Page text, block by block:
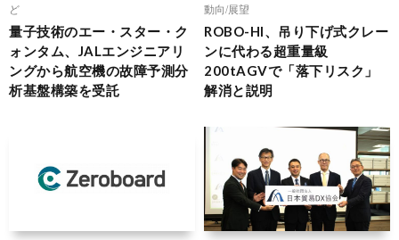
ど
量子技術のエー・スター・ク
ォンタム、JALエンジニアリ
ングから航空機の故障予測分
析基盤構築を受託
動向/展望
ROBO-HI、吊り下げ式クレー
ンに代わる超重量級
200tAGVで「落下リスク」
解消と説明